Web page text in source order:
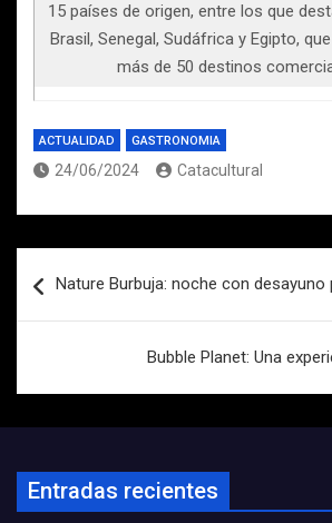
15 países de origen, entre los que
Brasil, Senegal, Sudáfrica y Egipto,
más de 50 destinos
ACTUALIDAD GASTRONOMIA
24/06/2024 Catacultural
de
Nature Burbuja: noche con desayuno
Bubble Planet: Una
Entradas recientes